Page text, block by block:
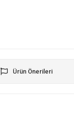
Ürün Önerileri